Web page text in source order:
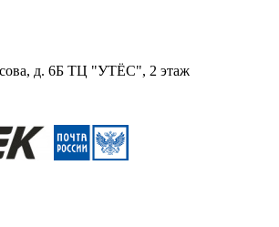
д. 6Б ТЦ "УТЁС", 2 этаж